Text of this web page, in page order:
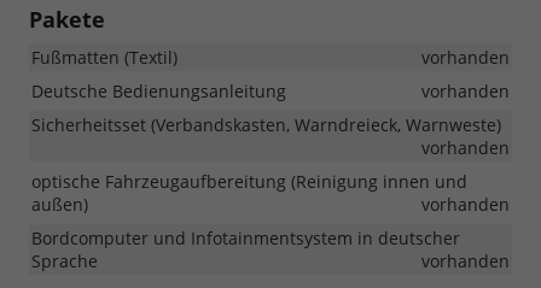
Pakete
Fußmatten (Textil)
vorhanden
Deutsche Bedienungsanleitung
vorhanden
Sicherheitsset (Verbandskasten, Warndreieck, Warnweste)
vorhanden
optische Fahrzeugaufbereitung (Reinigung innen und
außen)
vorhanden
Bordcomputer und Infotainmentsystem in deutscher
Sprache
vorhanden